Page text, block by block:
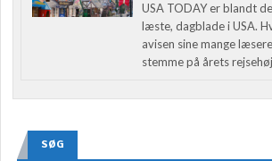
USA TODAY er blandt
læste, dagblade i USA.
avisen sine mange
stemme på årets
SØG